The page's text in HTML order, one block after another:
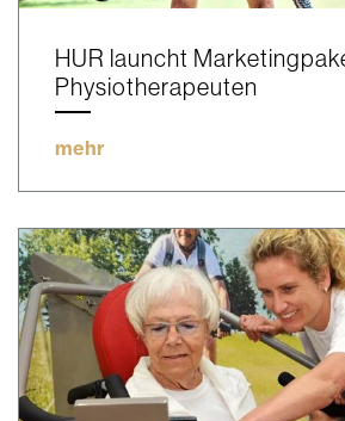
HUR launcht
Physiotherapeuten
mehr